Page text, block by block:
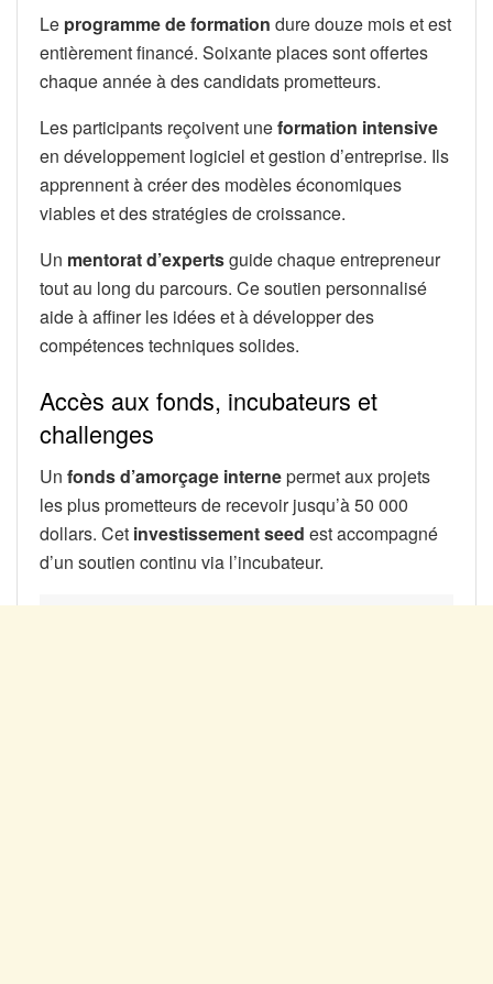
Le programme de formation dure douze mois et est
entièrement financé. Soixante places sont offertes
chaque année à des candidats prometteurs.
Les participants reçoivent uneformation intensive
en développement logiciel et gestion d’entreprise. Ils
apprennent à créer des modèles économiques
viables et des stratégies de croissance.
Un mentorat d’expertsguide chaque entrepreneur
tout au long du parcours. Ce soutien personnalisé
aide à affiner les idées et à développer des
compétences techniques solides.
Accès aux fonds, incubateurs et
challenges
Un fonds d’amorçage internepermet aux projets
les plus prometteurs de recevoir jusqu’à 50 000
dollars. Cet investissement seed est accompagné
d’un soutien continu via l’incubateur.